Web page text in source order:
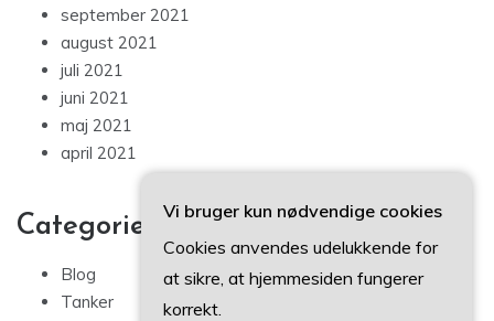
september 2021
august 2021
juli 2021
juni 2021
maj 2021
april 2021
Categories
Blog
Tanker
Vi bruger kun nødvendige cookies
Cookies anvendes udelukkende for
at sikre, at hjemmesiden fungerer
korrekt.